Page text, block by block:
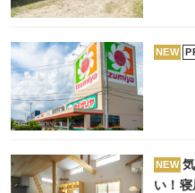
NEW
NEW
い！